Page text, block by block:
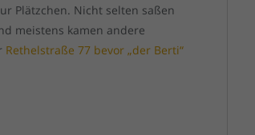
Plätzchen. Nicht selten saßen
meistens kamen andere
Rethelstraße 77 bevor „der Berti“